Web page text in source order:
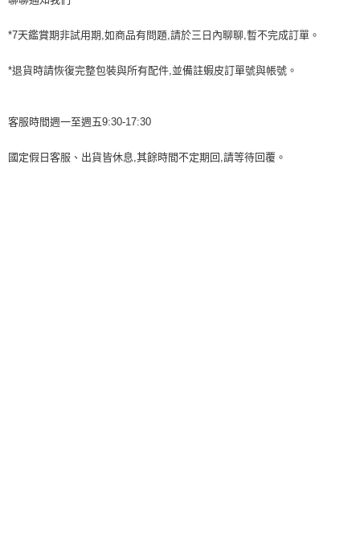
*7天鑑賞期非試用期,如商品有問題,請於三日內聊聊,暫不完成訂單。
*退貨時請恢復完整包裝與所有配件,並備註蝦皮訂單號與帳號。
客服時間週一至週五9:30-17:30
國定假日客服、出貨皆休息,其餘時間不定期回,請等待回覆。